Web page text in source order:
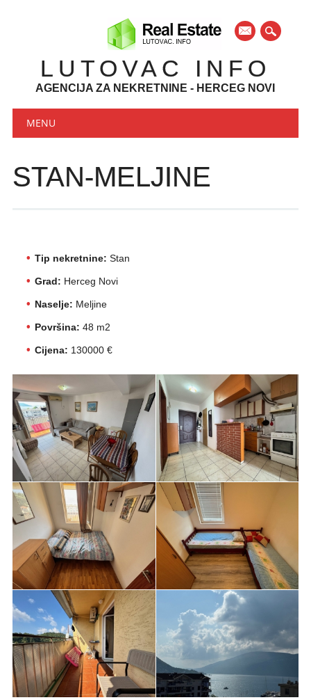
mail
LUTOVAC INFO
AGENCIJA ZA NEKRETNINE - HERCEG NOVI
Main menu
MENU
STAN-MELJINE
Tip nekretnine: Stan
Grad: Herceg Novi
Naselje: Meljine
Površina: 48 m2
Cijena: 130000 €